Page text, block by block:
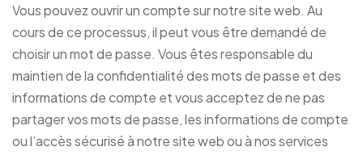
Vous pouvez ouvrir un compte sur notre site web. Au
cours de ce processus, il peut vous être demandé de
choisir un mot de passe. Vous êtes responsable du
maintien de la confidentialité des mots de passe et des
informations de compte et vous acceptez de ne pas
partager vos mots de passe, les informations de compte
ou l’accès sécurisé à notre site web ou à nos services